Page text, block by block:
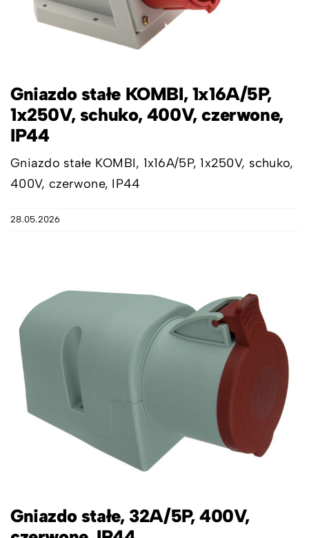
Gniazdo stałe KOMBI, 1x16A/5P,
1x250V, schuko, 400V, czerwone,
IP44
Gniazdo stałe KOMBI, 1x16A/5P, 1x250V, schuko,
400V, czerwone, IP44
28.05.2026
Gniazdo stałe, 32A/5P, 400V,